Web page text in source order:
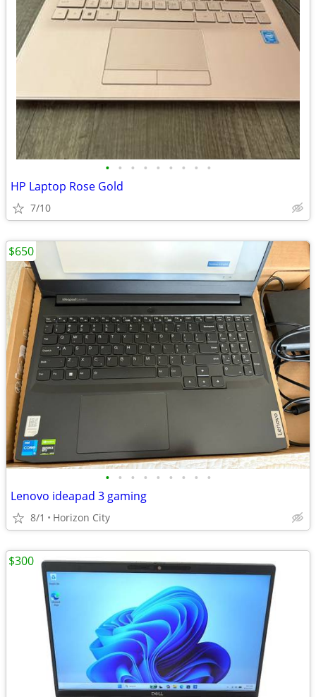
• • • • • • • • •
HP Laptop Rose Gold
7/10
• • • • • • • • •
Lenovo ideapad 3 gaming
8/1 Horizon City
$650
$300